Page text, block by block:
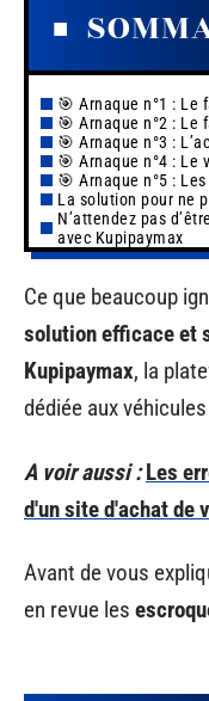
🎯 Arnaque n°1 : Le
🎯 Arnaque n°2 : Le
🎯 Arnaque n°3 :
🎯 Arnaque n°4 : Le
🎯 Arnaque n°5 :
La solution pour ne
N’attendez pas
avec Kupipaymax
Ce que beaucoup
solution efficace et
Kupipaymax, la
dédiée aux
A voir aussi : Les
d'un site d'achat de
Avant de vous
en revue les